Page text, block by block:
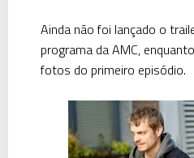
Ainda não foi lançado o
programa da AMC,
fotos do primeiro episódio.